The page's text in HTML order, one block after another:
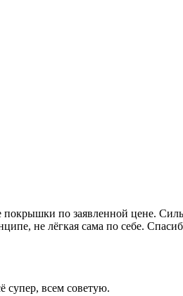
по заявленной цене.
не лёгкая сама по себе.
супер, всем советую.